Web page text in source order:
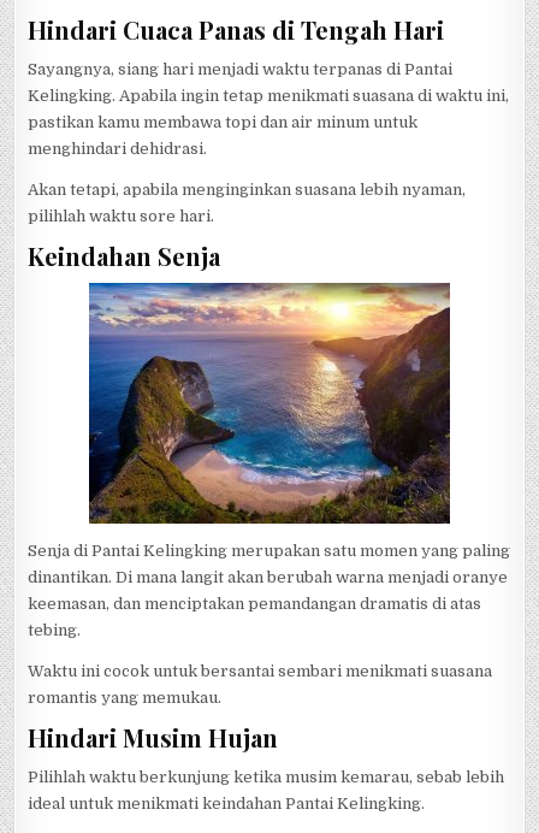
Hindari Cuaca Panas di Tengah Hari
Sayangnya, siang hari menjadi waktu terpanas di Pantai
Kelingking. Apabila ingin tetap menikmati suasana di waktu ini,
pastikan kamu membawa topi dan air minum untuk
menghindari dehidrasi.
Akan tetapi, apabila menginginkan suasana lebih nyaman,
pilihlah waktu sore hari.
Keindahan Senja
Senja di Pantai Kelingking merupakan satu momen yang paling
dinantikan. Di mana langit akan berubah warna menjadi oranye
keemasan, dan menciptakan pemandangan dramatis di atas
tebing.
Waktu ini cocok untuk bersantai sembari menikmati suasana
romantis yang memukau.
Hindari Musim Hujan
Pilihlah waktu berkunjung ketika musim kemarau, sebab lebih
ideal untuk menikmati keindahan Pantai Kelingking.